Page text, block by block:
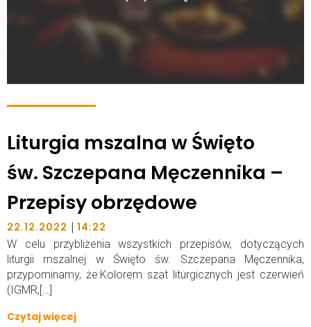
Liturgia mszalna w Święto
św. Szczepana Męczennika –
Przepisy obrzędowe
22.12.2022 | 14:22
W celu przybliżenia wszystkich przepisów, dotyczących
liturgii mszalnej w Święto św. Szczepana Męczennika,
przypominamy, że:Kolorem szat liturgicznych jest czerwień
(IGMR,[…]
Czytaj więcej